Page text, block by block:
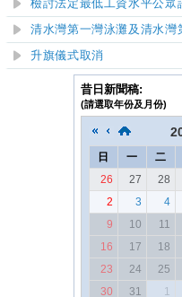
檢討法定最低工資水平公眾
清水灣第一灣泳灘及清水灣
升旗儀式取消
昔日新聞稿:
(請選取年份及月份)
日 一 二
26
27 28
2
3 4
9
10 11
16
17 18
23
24 25
30
31 1